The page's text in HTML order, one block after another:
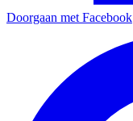
Doorgaan met Facebook